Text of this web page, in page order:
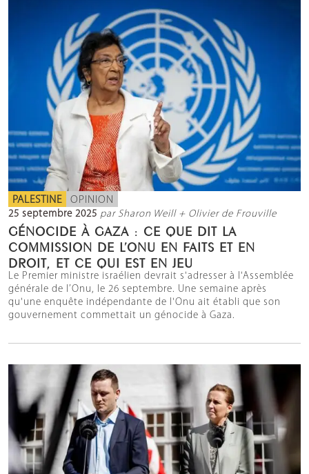
PALESTINE OPINION
25 septembre 2025 par Sharon Weill + Olivier de Frouville
GÉNOCIDE À GAZA : CE QUE DIT LA
COMMISSION DE L’ONU EN FAITS ET EN
DROIT, ET CE QUI EST EN JEU
Le Premier ministre israélien devrait s'adresser à l'Assemblée
générale de l’Onu, le 26 septembre. Une semaine après
qu'une enquête indépendante de l'Onu ait établi que son
gouvernement commettait un génocide à Gaza.